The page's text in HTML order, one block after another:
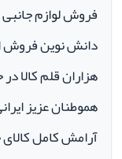
دانش نوین فروش
هزاران قلم کالا
هموطنان عزیز
آرامش کامل کالای